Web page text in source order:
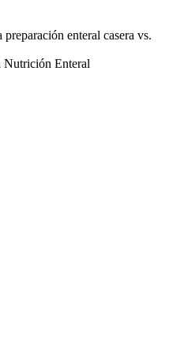
enteral casera vs.
Nutrición Enteral